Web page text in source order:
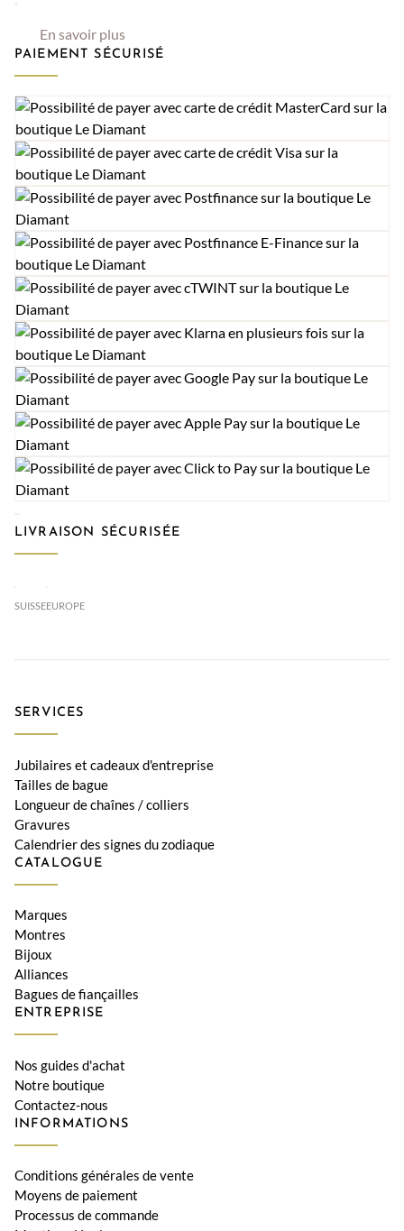
En savoir plus
PAIEMENT SÉCURISÉ
LIVRAISON SÉCURISÉE
SUISSEEUROPE
SERVICES
Jubilaires et cadeaux d'entreprise
Tailles de bague
Longueur de chaînes / colliers
Gravures
Calendrier des signes du zodiaque
CATALOGUE
Marques
Montres
Bijoux
Alliances
Bagues de fiançailles
ENTREPRISE
Nos guides d'achat
Notre boutique
Contactez-nous
INFORMATIONS
Conditions générales de vente
Moyens de paiement
Processus de commande